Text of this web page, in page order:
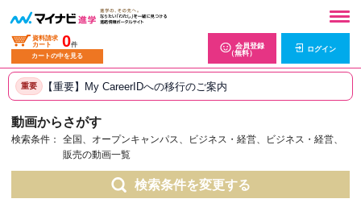
資料請求
カート
0件
カートの中を見る
会員登録
（無料）
ログイン
重要 【重要】My CareerIDへの移行のご案内
動画からさがす
検索条件：
全国、オープンキャンパス、ビジネス・経営、ビジネス・経営、
販売の動画一覧
検索条件を変更する